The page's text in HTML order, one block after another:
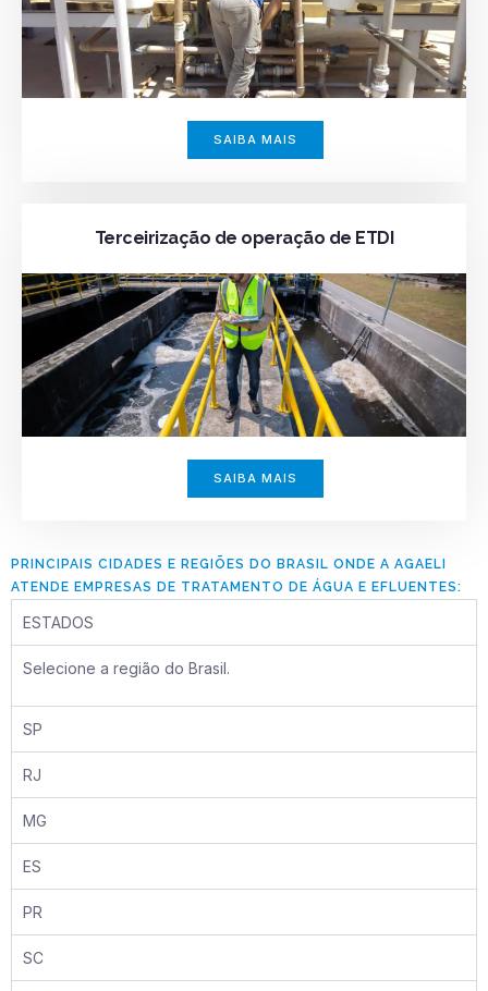
SAIBA MAIS
Terceirização de operação de ETDI
SAIBA MAIS
PRINCIPAIS CIDADES E REGIÕES DO BRASIL ONDE A AGAELI
ATENDE EMPRESAS DE TRATAMENTO DE ÁGUA E EFLUENTES:
ESTADOS
Selecione a região do Brasil.
SP
RJ
MG
ES
PR
SC